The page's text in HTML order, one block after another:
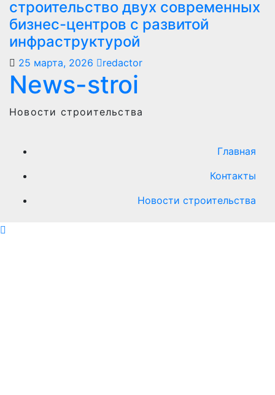
строительство двух современных
бизнес-центров с развитой
инфраструктурой
25 марта, 2026 redactor
News-stroi
Новости строительства
Главная
Контакты
Новости строительства